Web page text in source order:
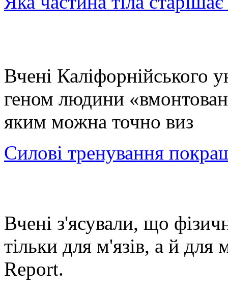
Вчені Каліфорнійського
геном людини
яким можна точно виз
Силові тренування
Вчені з'ясували, що
тільки для м'язів, а й для
Report.